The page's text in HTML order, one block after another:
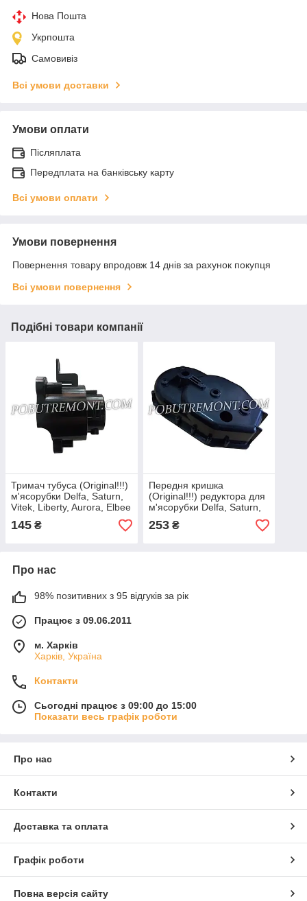
Нова Пошта
Укрпошта
Самовивіз
Всі умови доставки
Умови оплати
Післяплата
Передплата на банківську карту
Всі умови оплати
Умови повернення
Повернення товару впродовж 14 днів за рахунок покупця
Всі умови повернення
Подібні товари компанії
Тримач тубуса (Original!!!)
м'ясорубки Delfa, Saturn,
Vitek, Liberty, Aurora, Elbee
145 ₴
Передня кришка
(Original!!!) редуктора для
м'ясорубки Delfa, Saturn,
Vitek, Liberty, Aurora, Elbee
253₴
Про нас
98% позитивних з 95 відгуків за рік
Працює з 09.06.2011
м. Харків
Харків, Україна
Контакти
Сьогодні працює з 09:00 до 15:00
Показати весь графік роботи
Про нас
Контакти
Доставка та оплата
Графік роботи
Повна версія сайту